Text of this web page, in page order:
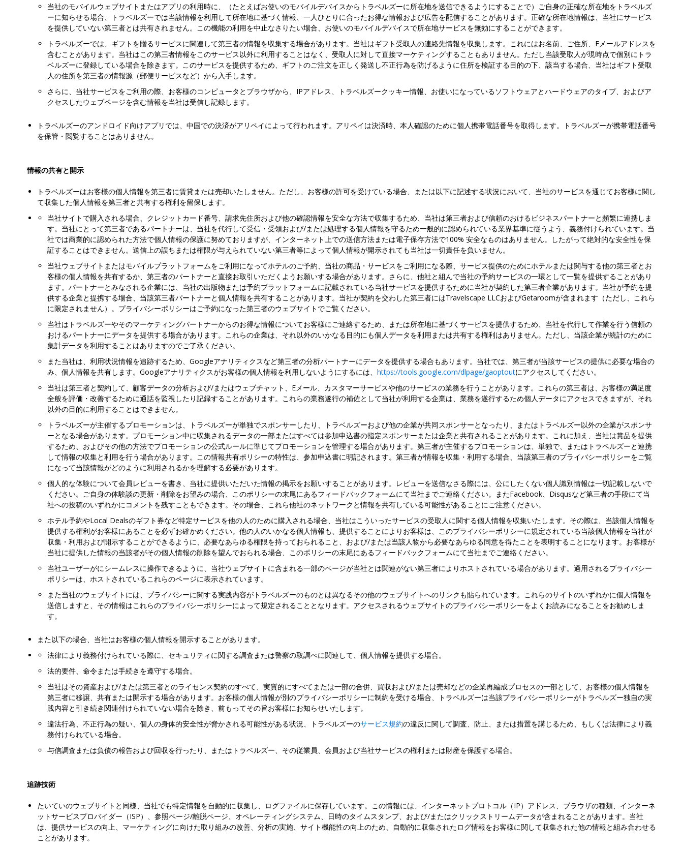
当社のモバイルウェブサイトまたはアプリの利用時に、（たとえばお使いのモバイルデバイスからトラベルズーに所在地を送信できるようにすることで）ご自身の正確な所在地をトラベルズ
ーに知らせる場合、トラベルズーでは当該情報を利用して所在地に基づく情報、一人ひとりに合ったお得な情報および広告を配信することがあります。正確な所在地情報は、当社にサービス
を提供していない第三者とは共有されません。この機能の利用を中止なさりたい場合、お使いのモバイルデバイスで所在地サービスを無効にすることができます。
トラベルズーでは、ギフトを贈るサービスに関連して第三者の情報を収集する場合があります。当社はギフト受取人の連絡先情報を収集します。これにはお名前、ご住所、Eメールアドレスを
含むことがあります。当社はこの第三者情報をこのサービス以外に利用することはなく、受取人に対して直接マーケティングすることもありません。ただし当該受取人が現時点で個別にトラ
ベルズーに登録している場合を除きます。このサービスを提供するため、ギフトのご注文を正しく発送し不正行為を防げるように住所を検証する目的の下、該当する場合、当社はギフト受取
人の住所を第三者の情報源（郵便サービスなど）から入手します。
さらに、当社サービスをご利用の際、お客様のコンピュータとブラウザから、IPアドレス、トラベルズークッキー情報、お使いになっているソフトウェアとハードウェアのタイプ、およびア
クセスしたウェブページを含む情報を当社は受信し記録します。
トラベルズーのアンドロイド向けアプリでは、中国での決済がアリペイによって行われます。アリペイは決済時、本人確認のために個人携帯電話番号を取得します。トラベルズーが携帯電話番号
を保管・閲覧することはありません。
情報の共有と開示
トラベルズーはお客様の個人情報を第三者に賃貸または売却いたしません。ただし、お客様の許可を受けている場合、または以下に記述する状況において、当社のサービスを通じてお客様に関し
て収集した個人情報を第三者と共有する権利を留保します。
当社サイトで購入される場合、クレジットカード番号、請求先住所および他の確認情報を安全な方法で収集するため、当社は第三者および信頼のおけるビジネスパートナーと頻繁に連携しま
す。当社にとって第三者であるパートナーは、当社を代行して受信・受領および/または処理する個人情報を守るため一般的に認められている業界基準に従うよう、義務付けられています。当
社では商業的に認められた方法で個人情報の保護に努めておりますが、インターネット上での送信方法または電子保存方法で100% 安全なものはありません。したがって絶対的な安全性を保
証することはできません。送信上の誤ちまたは権限が与えられていない第三者等によって個人情報が開示されても当社は一切責任を負いません。
当社ウェブサイトまたはモバイルプラットフォームをご利用になってホテルのご予約、当社の商品・サービスをご利用になる際、サービス提供のためにホテルまたは関与する他の第三者とお
客様の個人情報を共有するか、第三者のパートナーと直接お取引いただくようお願いする場合があります。さらに、他社と組んで当社の予約サービスの一環として一覧を提供することがあり
ます。パートナーとみなされる企業には、当社の出版物または予約プラットフォームに記載されている当社サービスを提供するために当社が契約した第三者企業があります。当社が予約を提
供する企業と提携する場合、当該第三者パートナーと個人情報を共有することがあります。当社が契約を交わした第三者にはTravelscape LLCおよびGetaroomが含まれます（ただし、これら
に限定されません）。プライバシーポリシーはご予約になった第三者のウェブサイトでご覧ください。
当社はトラベルズーやそのマーケティングパートナーからのお得な情報についてお客様にご連絡するため、または所在地に基づくサービスを提供するため、当社を代行して作業を行う信頼の
おけるパートナーにデータを提供する場合があります。これらの企業は、それ以外のいかなる目的にも個人データを利用または共有する権利はありません。ただし、当該企業が統計のために
集計データを利用することはありますのでご了承ください。
また当社は、利用状況情報を追跡するため、Googleアナリティクスなど第三者の分析パートナーにデータを提供する場合もあります。当社では、第三者が当該サービスの提供に必要な場合の
み、個人情報を共有します。Googleアナリティクスがお客様の個人情報を利用しないようにするには、 https://tools.google.com/dlpage/gaoptoutにアクセスしてください。
当社は第三者と契約して、顧客データの分析および/またはウェブチャット、Eメール、カスタマーサービスや他のサービスの業務を行うことがあります。これらの第三者は、お客様の満足度
全般を評価・改善するために通話を監視したり記録することがあります。これらの業務遂行の補佐として当社が利用する企業は、業務を遂行するため個人データにアクセスできますが、それ
以外の目的に利用することはできません。
トラベルズーが主催するプロモーションは、トラベルズーが単独でスポンサーしたり、トラベルズーおよび他の企業が共同スポンサーとなったり、またはトラベルズー以外の企業がスポンサ
ーとなる場合があります。プロモーション中に収集されるデータの一部またはすべては参加申込書の指定スポンサーまたは企業と共有されることがあります。これに加え、当社は賞品を提供
するため、およびその他の方法でプロモーションの公式ルールに準じてプロモーションを管理する場合があります。第三者が主催するプロモーションは、単独で、またはトラベルズーと連携
して情報の収集と利用を行う場合があります。この情報共有ポリシーの特性は、参加申込書に明記されます。第三者が情報を収集・利用する場合、当該第三者のプライバシーポリシーをご覧
になって当該情報がどのように利用されるかを理解する必要があります。
個人的な体験について会員レビューを書き、当社に提供いただいた情報の掲示をお願いすることがあります。レビューを送信なさる際には、公にしたくない個人識別情報は一切記載しないで
ください。ご自身の体験談の更新・削除をお望みの場合、このポリシーの末尾にあるフィードバックフォームにて当社までご連絡ください。またFacebook、Disqusなど第三者の手段にて当
社への投稿のいずれかにコメントを残すこともできます。その場合、これら他社のネットワークと情報を共有している可能性があることにご注意ください。
ホテル予約やLocal Dealsのギフト券など特定サービスを他の人のために購入される場合、当社はこういったサービスの受取人に関する個人情報を収集いたします。その際は、当該個人情報を
提供する権利がお客様にあることを必ずお確かめください。他の人のいかなる個人情報も、提供することによりお客様は、このプライバシーポリシーに規定されている当該個人情報を当社が
収集・利用および開示することができるように、必要なあらゆる権限を持っておられること、および/または当該人物から必要なあらゆる同意を得たことを表明することになります。お客様が
当社に提供した情報の当該者がその個人情報の削除を望んでおられる場合、このポリシーの末尾にあるフィードバックフォームにて当社までご連絡ください。
当社ユーザーがにシームレスに操作できるように、当社ウェブサイトに含まれる一部のページが当社とは関連がない第三者によりホストされている場合があります。適用されるプライバシー
ポリシーは、ホストされているこれらのページに表示されています。
また当社のウェブサイトには、プライバシーに関する実践内容がトラベルズーのものとは異なるその他のウェブサイトへのリンクも貼られています。これらのサイトのいずれかに個人情報を
送信しますと、その情報はこれらのプライバシーポリシーによって規定されることとなります。アクセスされるウェブサイトのプライバシーポリシーをよくお読みになることをお勧めしま
す。
また以下の場合、当社はお客様の個人情報を開示することがあります。
法律により義務付けられている際に、セキュリティに関する調査または警察の取調べに関連して、個人情報を提供する場合。
法的要件、命令または手続きを遵守する場合。
当社はその資産および/または第三者とのライセンス契約のすべて、実質的にすべてまたは一部の合併、買収および/または売却などの企業再編成プロセスの一部として、お客様の個人情報を
第三者に移譲、共有または開示する場合があります。お客様の個人情報が別のプライバシーポリシーに制約を受ける場合、トラベルズーは当該プライバシーポリシーがトラベルズー独自の実
践内容と引き続き関連付けられていない場合を除き、前もってその旨お客様にお知らせいたします。
違法行為、不正行為の疑い、個人の身体的安全性が脅かされる可能性がある状況、トラベルズーのサービス規約の違反に関して調査、防止、または措置を講じるため、もしくは法律により義
務付けられている場合。
与信調査または負債の報告および回収を行ったり、またはトラベルズー、その従業員、会員および当社サービスの権利または財産を保護する場合。
追跡技術
たいていのウェブサイトと同様、当社でも特定情報を自動的に収集し、ログファイルに保存しています。この情報には、インターネットプロトコル（IP）アドレス、ブラウザの種類、インターネ
ットサービスプロバイダー（ISP）、参照ページ/離脱ページ、オペレーティングシステム、日時のタイムスタンプ、および/またはクリックストリームデータが含まれることがあります。当社
は、提供サービスの向上、マーケティングに向けた取り組みの改善、分析の実施、サイト機能性の向上のため、自動的に収集されたログ情報をお客様に関して収集された他の情報と組み合わせる
ことがあります。